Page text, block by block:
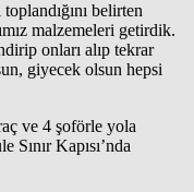
belirten
malzemeleri getirdik.
onları alıp tekrar
giyecek olsun hepsi
ve 4 şoförle yola
Sınır Kapısı’nda